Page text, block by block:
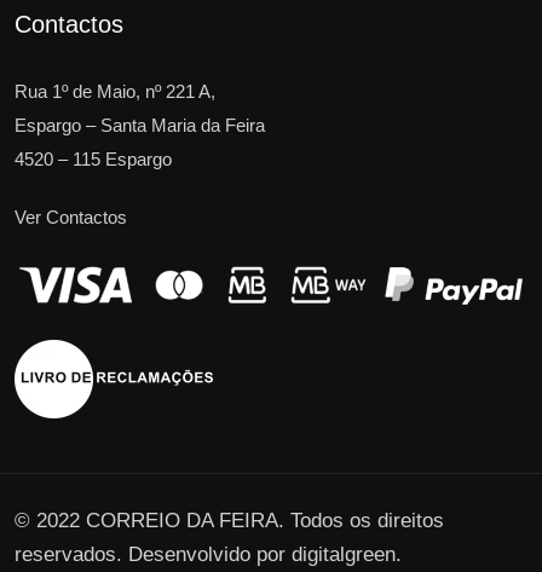
Contactos
Rua 1º de Maio, nº 221 A,
Espargo – Santa Maria da Feira
4520 – 115 Espargo
Ver Contactos
© 2022 CORREIO DA FEIRA. Todos os direitos
reservados. Desenvolvido por digitalgreen.